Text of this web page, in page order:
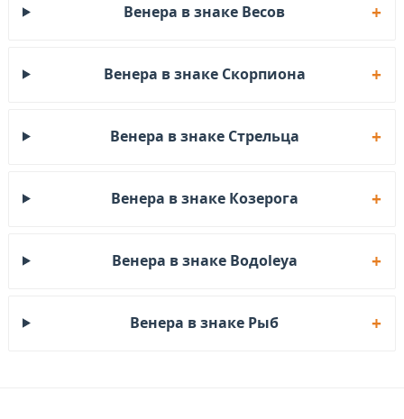
Венера в знаке Весов
Венера в знаке Скорпиона
Венера в знаке Стрельца
Венера в знаке Козерога
Венера в знаке Водоleya
Венера в знаке Рыб